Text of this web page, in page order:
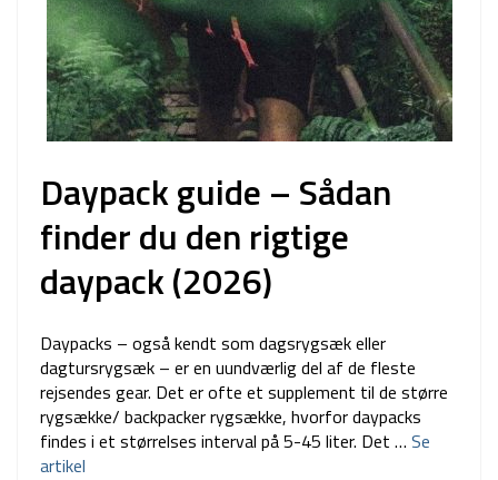
Daypack guide – Sådan
finder du den rigtige
daypack (2026)
Daypacks – også kendt som dagsrygsæk eller
dagtursrygsæk – er en uundværlig del af de fleste
rejsendes gear. Det er ofte et supplement til de større
rygsække/ backpacker rygsække, hvorfor daypacks
findes i et størrelses interval på 5-45 liter. Det … Se
artikel